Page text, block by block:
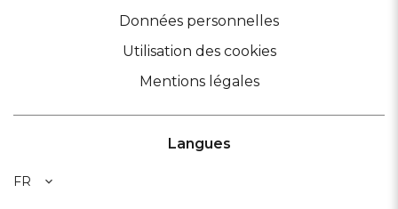
Données personnelles
Utilisation des cookies
Mentions légales
Langues
FR